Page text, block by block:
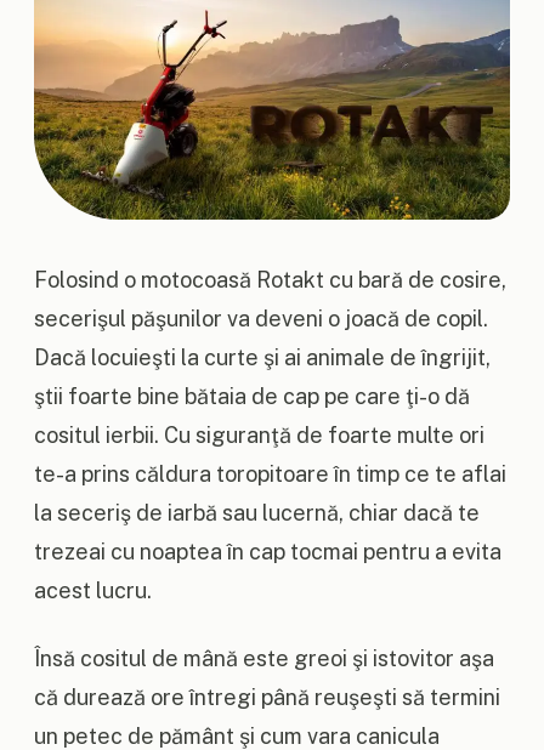
Folosind o motocoasă Rotakt cu bară de cosire,
secerişul păşunilor va deveni o joacă de copil.
Dacă locuieşti la curte şi ai animale de îngrijit,
ştii foarte bine bătaia de cap pe care ţi-o dă
cositul ierbii. Cu siguranţă de foarte multe ori
te-a prins căldura toropitoare în timp ce te aflai
la seceriş de iarbă sau lucernă, chiar dacă te
trezeai cu noaptea în cap tocmai pentru a evita
acest lucru.
Însă cositul de mână este greoi şi istovitor aşa
că durează ore întregi până reuşeşti să termini
un petec de pământ şi cum vara canicula